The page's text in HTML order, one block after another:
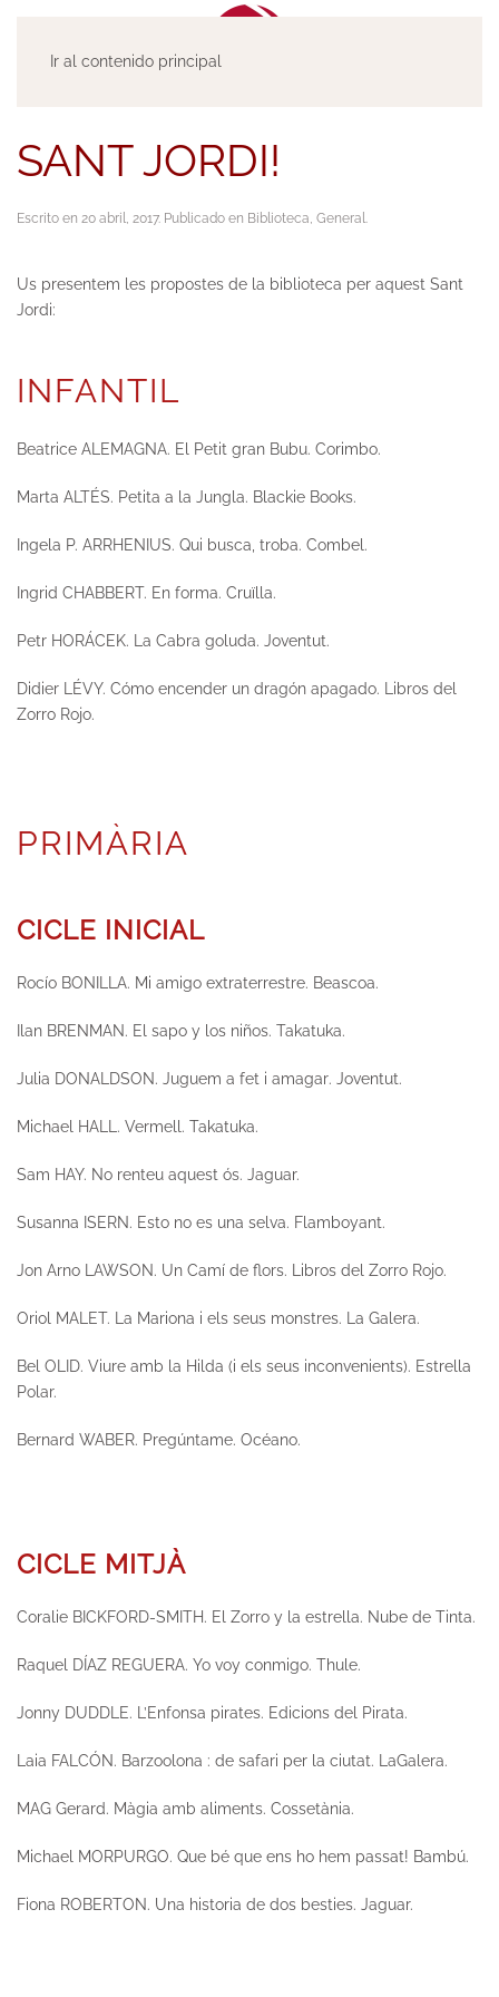
Ir al contenido principal
SANT JORDI!
Escrito en 20 abril, 2017. Publicado en Biblioteca, General.
Us presentem les propostes de la biblioteca per aquest Sant
Jordi:
INFANTIL
Beatrice ALEMAGNA. El Petit gran Bubu. Corimbo.
Marta ALTÉS. Petita a la Jungla. Blackie Books.
Ingela P. ARRHENIUS. Qui busca, troba. Combel.
Ingrid CHABBERT. En forma. Cruïlla.
Petr HORÁCEK. La Cabra goluda. Joventut.
Didier LÉVY. Cómo encender un dragón apagado. Libros del
Zorro Rojo.
PRIMÀRIA
CICLE INICIAL
Rocío BONILLA. Mi amigo extraterrestre. Beascoa.
Ilan BRENMAN. El sapo y los niños. Takatuka.
Julia DONALDSON. Juguem a fet i amagar. Joventut.
Michael HALL. Vermell. Takatuka.
Sam HAY. No renteu aquest ós. Jaguar.
Susanna ISERN. Esto no es una selva. Flamboyant.
Jon Arno LAWSON. Un Camí de flors. Libros del Zorro Rojo.
Oriol MALET. La Mariona i els seus monstres. La Galera.
Bel OLID. Viure amb la Hilda (i els seus inconvenients). Estrella
Polar.
Bernard WABER. Pregúntame. Océano.
CICLE MITJÀ
Coralie BICKFORD-SMITH. El Zorro y la estrella. Nube de Tinta.
Raquel DÍAZ REGUERA. Yo voy conmigo. Thule.
Jonny DUDDLE. L’Enfonsa pirates. Edicions del Pirata.
Laia FALCÓN. Barzoolona : de safari per la ciutat. LaGalera.
MAG Gerard. Màgia amb aliments. Cossetània.
Michael MORPURGO. Que bé que ens ho hem passat! Bambú.
Fiona ROBERTON. Una historia de dos besties. Jaguar.